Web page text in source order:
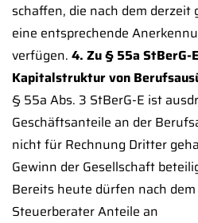
schaffen, die nach dem
eine entsprechende
verfügen. 4. Zu § 55a StBerG-
Kapitalstruktur von
§ 55a Abs. 3 StBerG-E ist
Geschäftsanteile an der
nicht für Rechnung Dritter
Gewinn der Gesellschaft
Bereits heute dürfen nach
Steuerberater Anteile an